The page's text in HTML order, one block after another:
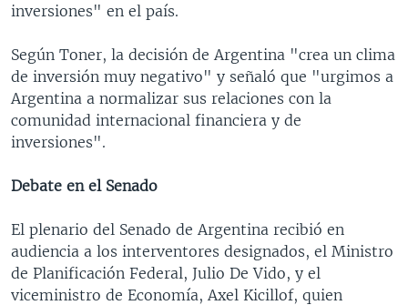
inversiones" en el país.
Según Toner, la decisión de Argentina "crea un clima
de inversión muy negativo" y señaló que "urgimos a
Argentina a normalizar sus relaciones con la
comunidad internacional financiera y de
inversiones".
Debate en el Senado
El plenario del Senado de Argentina recibió en
audiencia a los interventores designados, el Ministro
de Planificación Federal, Julio De Vido, y el
viceministro de Economía, Axel Kicillof, quien